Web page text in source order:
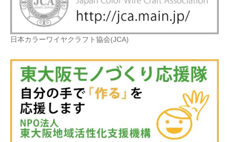
日本カラーワイヤクラフト協会(JCA)